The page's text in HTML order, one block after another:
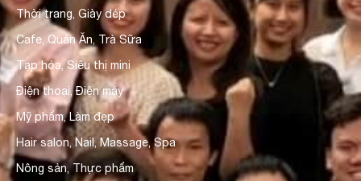
Thời trang, Giày dép
Cafe, Quán Ăn, Trà Sữa
Tạp hóa, Siêu thị mini
Điện thoại, Điện máy
Mỹ phẩm, Làm đẹp
Hair salon, Nail, Massage, Spa
Nông sản, Thực phẩm